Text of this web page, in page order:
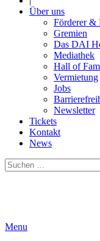
Über uns
Förderer &
Gremien
Das DAI
Mediathek
Hall of
Vermietung
Jobs
Newsletter
Tickets
Kontakt
News
Suchen
nach:
Menu